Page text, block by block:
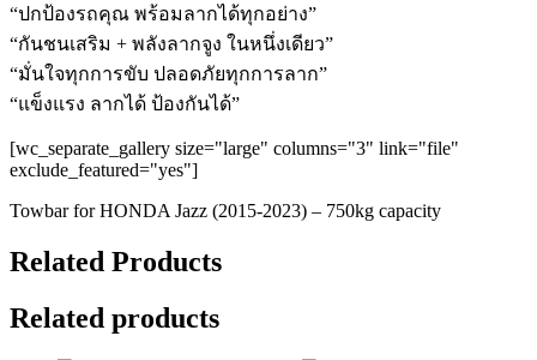
“ปกป้องรถคุณ พร้อมลากได้ทุกอย่าง”
“กันชนเสริม + พลังลากจูง ในหนึ่งเดียว”
“มั่นใจทุกการขับ ปลอดภัยทุกการลาก”
“แข็งแรง ลากได้ ป้องกันได้”
[wc_separate_gallery size="large" columns="3" link="file"
exclude_featured="yes"]
Towbar for HONDA Jazz (2015-2023) – 750kg capacity
Related Products
Related products